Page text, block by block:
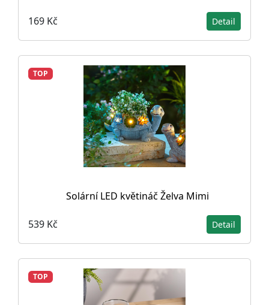
169 Kč Detail
TOP
Solární LED květináč Želva Mimi
539 Kč Detail
TOP